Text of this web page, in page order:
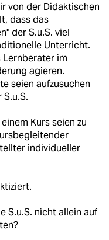
von der Didaktischen
dass das
der S.u.S. viel
Unterricht.
Lernberater im
agieren.
seien aufzusuchen
Kurs seien zu
individueller
S.u.S. nicht allein auf